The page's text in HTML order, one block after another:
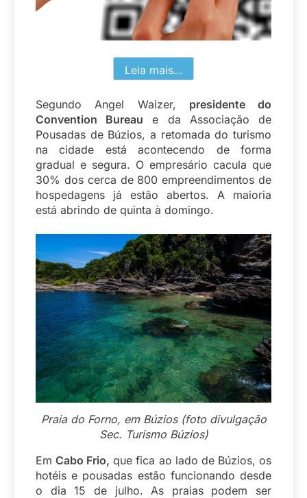
Leia mais…
Segundo Angel Waizer, presidente do
Convention Bureau e da Associação de
Pousadas de Búzios, a retomada do turismo
na cidade está acontecendo de forma
gradual e segura. O empresário cacula que
30% dos cerca de 800 empreendimentos de
hospedagens já estão abertos. A maioria
está abrindo de quinta à domingo.
Praia do Forno, em Búzios (foto divulgação
Sec. Turismo Búzios)
EmCabo Frio, que fica ao lado de Búzios, os
hotéis e pousadas estão funcionando desde
o dia 15 de julho. As praias podem ser